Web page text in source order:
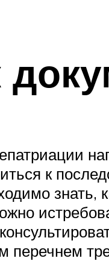
к
знать,
перечнем